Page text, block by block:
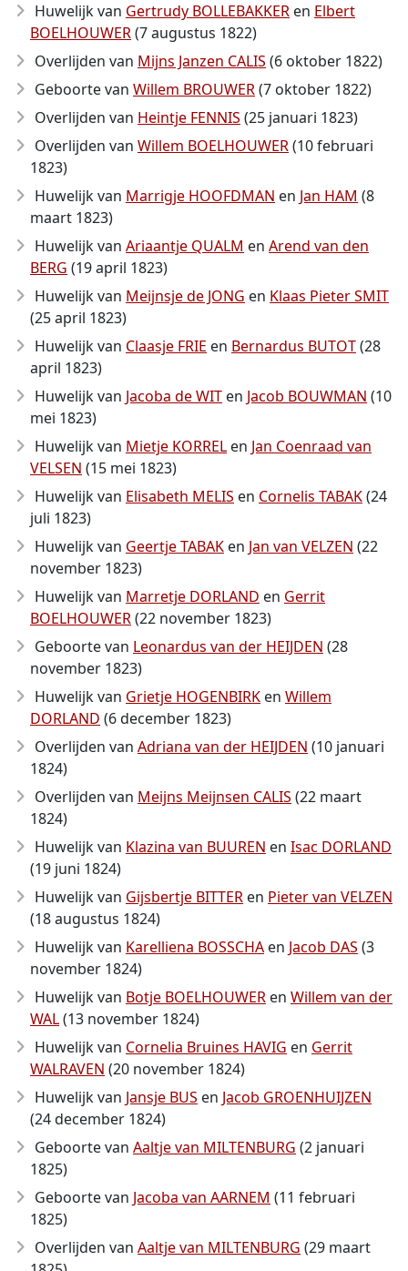
Huwelijk van Gertrudy BOLLEBAKKER en Elbert
BOELHOUWER(7 augustus 1822)
Overlijden van Mijns Janzen CALIS (6 oktober 1822)
Geboorte van Willem BROUWER(7 oktober 1822)
Overlijden van Heintje FENNIS (25 januari 1823)
Overlijden van Willem BOELHOUWER(10 februari
1823)
Huwelijk van Marrigje HOOFDMAN en Jan HAM (8
maart 1823)
Huwelijk van Ariaantje QUALM en Arend van den
BERG (19 april 1823)
Huwelijk van Meijnsje de JONG en Klaas Pieter SMIT
(25 april 1823)
Huwelijk van Claasje FRIE en Bernardus BUTOT(28
april 1823)
Huwelijk van Jacoba de WIT en Jacob BOUWMAN (10
mei 1823)
Huwelijk van Mietje KORREL en Jan Coenraad van
VELSEN (15 mei 1823)
Huwelijk van Elisabeth MELIS en Cornelis TABAK(24
juli 1823)
Huwelijk van Geertje TABAK en Jan van VELZEN (22
november 1823)
Huwelijk van Marretje DORLAND en Gerrit
BOELHOUWER(22 november 1823)
Geboorte van Leonardus van der HEIJDEN (28
november 1823)
Huwelijk van Grietje HOGENBIRK en Willem
DORLAND (6 december 1823)
Overlijden van Adriana van der HEIJDEN (10 januari
1824)
Overlijden van Meijns Meijnsen CALIS (22 maart
1824)
Huwelijk van Klazina van BUUREN en Isac DORLAND
(19 juni 1824)
Huwelijk van Gijsbertje BITTER en Pieter van VELZEN
(18 augustus 1824)
Huwelijk van Karelliena BOSSCHA en Jacob DAS (3
november 1824)
Huwelijk van Botje BOELHOUWER en Willem van der
WAL(13 november 1824)
Huwelijk van Cornelia Bruines HAVIG en Gerrit
WALRAVEN (20 november 1824)
Huwelijk van Jansje BUS en Jacob GROENHUIJZEN
(24 december 1824)
Geboorte van Aaltje van MILTENBURG (2 januari
1825)
Geboorte van Jacoba van AARNEM (11 februari
1825)
Overlijden van Aaltje van MILTENBURG (29 maart